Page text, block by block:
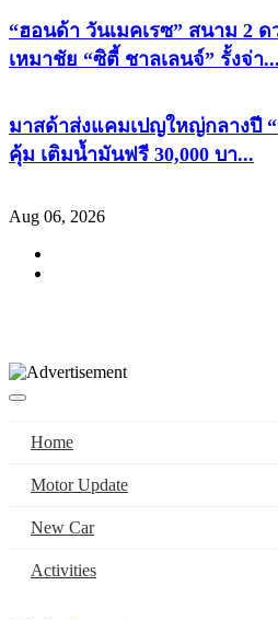
“ฮอนด้า วันเมคเรซ” สนาม 2 ด
เหมาชัย “ซิตี้ ชาลเลนจ์” รั้งจ่า...
มาสด้าส่งแคมเปญใหญ่กลางปี
คุ้ม เติมน้ำมันฟรี 30,000 บา...
Aug 06, 2026
Home
Motor Update
New Car
Activities